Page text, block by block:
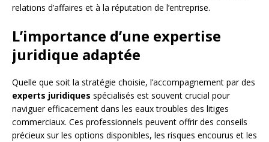
relations d’affaires et à la réputation de l’entreprise.
L’importance d’une expertise
juridique adaptée
Quelle que soit la stratégie choisie, l’accompagnement par des
experts juridiques spécialisés est souvent crucial pour
naviguer efficacement dans les eaux troubles des litiges
commerciaux. Ces professionnels peuvent offrir des conseils
précieux sur les options disponibles, les risques encourus et les